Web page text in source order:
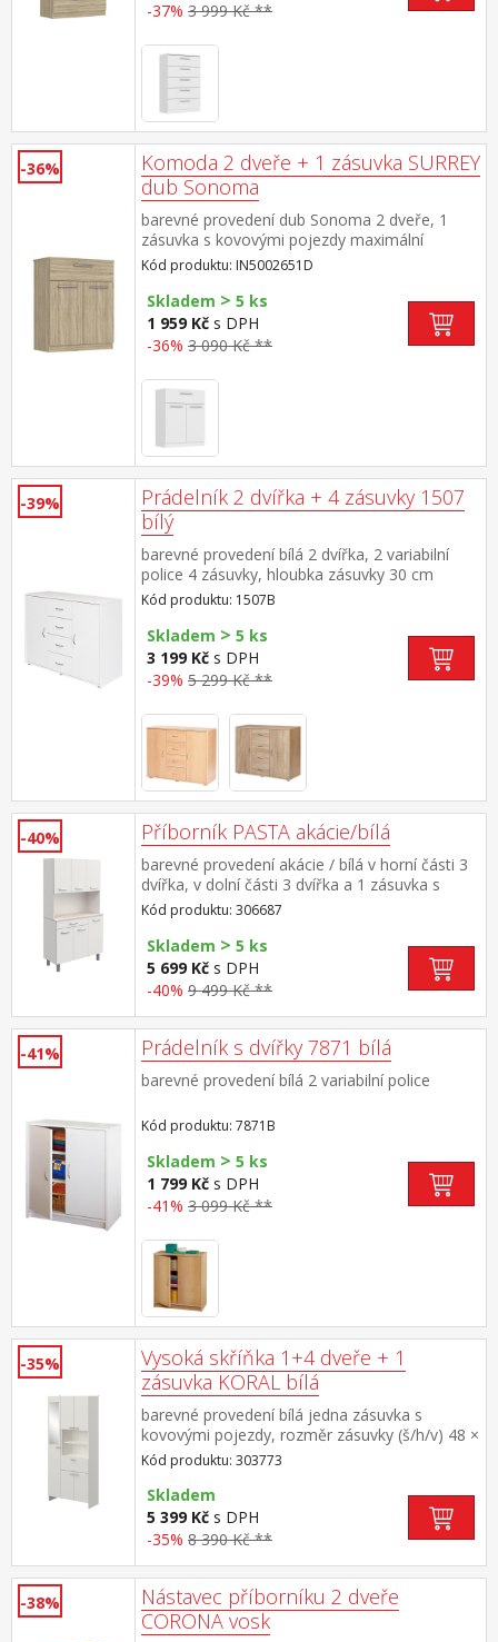
-37% 3 999 Kč **
-36%
Komoda 2 dveře + 1 zásuvka SURREY
dub Sonoma
barevné provedení dub Sonoma 2 dveře, 1
zásuvka s kovovými pojezdy maximální
nosnosti uvedeny v návodu k montáži
Kód produktu: IN5002651D
Skladem > 5 ks
1 959 Kč s DPH
-36% 3 090 Kč **
-39%
Prádelník 2 dvířka + 4 zásuvky 1507
bílý
barevné provedení bílá 2 dvířka, 2 variabilní
police 4 zásuvky, hloubka zásuvky 30 cm
Kód produktu: 1507B
Skladem > 5 ks
3 199 Kč s DPH
-39% 5 299 Kč **
-40% Příborník PASTA akácie/bílá
barevné provedení akácie / bílá v horní části 3
dvířka, v dolní části 3 dvířka a 1 zásuvka s
kovovými pojezdy rozměr polic v horní části
(š/h) 64 × 32 cm a 31 × 32 cm rozměr polic v
dolní části (š/h) 64 × 40 cm a 31 × 40 cm
všechny police jsou variabilní se 3 možnostmi
umístění vnitřní rozměr zásuvky (š/h/v) 61 × 37
mikrovlnnou troubu v rozměru (š/h/v) 97 × 33
× 42 cm
Kód produktu: 306687
Skladem > 5 ks
5 699 Kč s DPH
-40% 9 499 Kč **
-41% Prádelník s dvířky 7871 bílá
barevné provedení bílá 2 variabilní police
Kód produktu: 7871B
Skladem > 5 ks
1 799 Kč s DPH
-41% 3 099 Kč **
-35%
Vysoká skříňka 1+4 dveře + 1
zásuvka KORAL bílá
barevné provedení bílá jedna zásuvka s
kovovými pojezdy, rozměr zásuvky (š/h/v) 48 ×
24 × 15 cm jedna otevřená police, rozměr
police (š/h) 51 × 28 cm dvě skříňky, každá s
jednou policí, rozměr police (š/h) 51 × 28
cm jedna úzká skříňka se zrcadlem, čtyři
police, rozměr police (š/h) 26 × 28 cm zrcadlo
20 × 73 cm součást sestavy KORAL
Kód produktu: 303773
Skladem
5 399 Kč s DPH
-35% 8 390 Kč **
-38%
Nástavec příborníku 2 dveře
CORONA vosk